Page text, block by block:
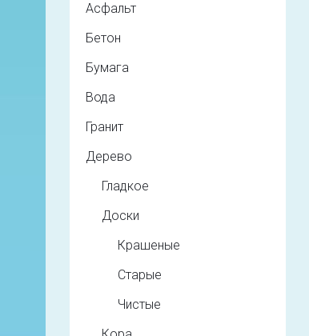
Асфальт
Бетон
Бумага
Вода
Гранит
Дерево
Гладкое
Доски
Крашеные
Старые
Чистые